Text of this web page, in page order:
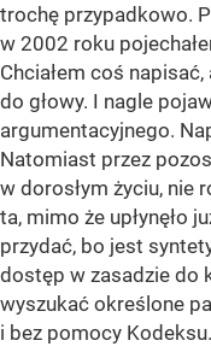
trochę przypadkowo.
w 2002 roku
Chciałem coś
do głowy. I nagle
argumentacyjnego.
Natomiast przez
w dorosłym życiu, nie
ta, mimo że upłynęło
przydać, bo jest
dostęp w zasadzie do
wyszukać określone
i bez pomocy Kodeksu.